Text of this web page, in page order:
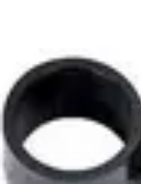
Idées Cadeaux Papa